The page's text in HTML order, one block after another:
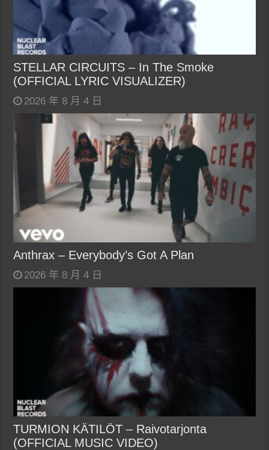
STELLAR CIRCUITS – In The Smoke
(OFFICIAL LYRIC VISUALIZER)
2026 年 8 月 4 日
Anthrax – Everybody’s Got A Plan
2026 年 8 月 4 日
TURMION KÄTILÖT – Raivotarjonta
(OFFICIAL MUSIC VIDEO)